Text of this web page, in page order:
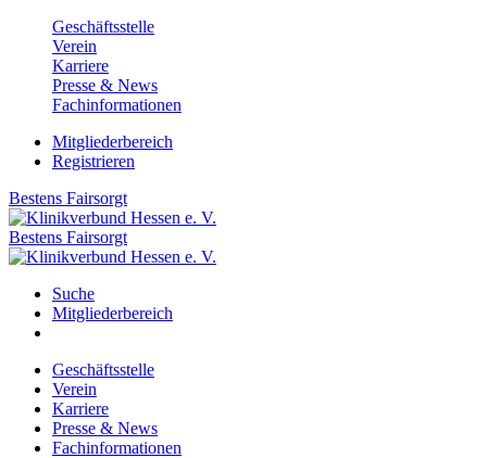
Geschäftsstelle
Verein
Karriere
Presse & News
Fachinformationen
Mitgliederbereich
Registrieren
Bestens Fairsorgt
Bestens Fairsorgt
Suche
Mitgliederbereich
Geschäftsstelle
Verein
Karriere
Presse & News
Fachinformationen